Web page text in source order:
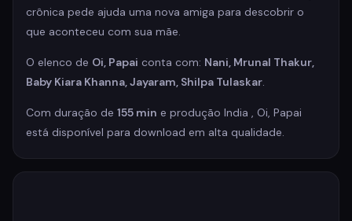
crônica pede ajuda uma nova amiga para descobrir o
que aconteceu com sua mãe.
O elenco de Oi, Papai conta com: Nani, Mrunal Thakur,
Baby Kiara Khanna, Jayaram, Shilpa Tulaskar.
Com duração de 155 min e produção India , Oi, Papai
está disponível para download em alta qualidade.